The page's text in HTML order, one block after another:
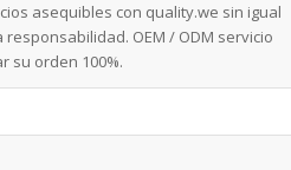
asequibles con quality.we sin igual
OEM / ODM servicio
su orden 100%.